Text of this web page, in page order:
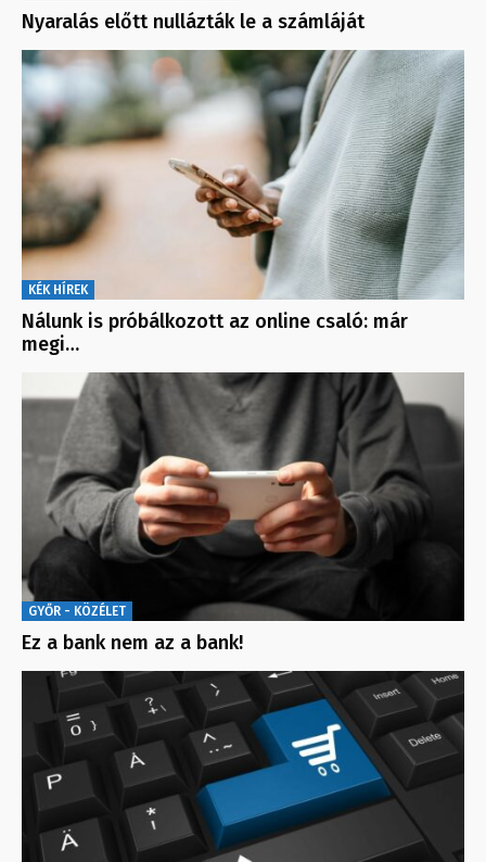
Nyaralás előtt nullázták le a számláját
KÉK HÍREK
Nálunk is próbálkozott az online csaló: már
megi…
GYŐR - KÖZÉLET
Ez a bank nem az a bank!